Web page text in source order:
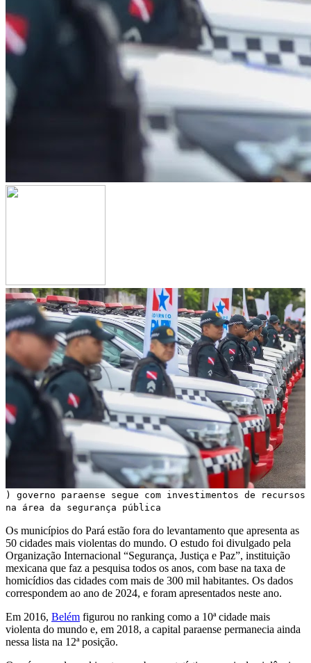
) governo paraense segue com investimentos de recursos
na área da segurança pública
Os municípios do Pará estão fora do levantamento que apresenta as
50 cidades mais violentas do mundo. O estudo foi divulgado pela
Organização Internacional “Segurança, Justiça e Paz”, instituição
mexicana que faz a pesquisa todos os anos, com base na taxa de
homicídios das cidades com mais de 300 mil habitantes. Os dados
correspondem ao ano de 2024, e foram apresentados neste ano.
Em 2016, Belém figurou no ranking como a 10ª cidade mais
violenta do mundo e, em 2018, a capital paraense permanecia ainda
nessa lista na 12ª posição.